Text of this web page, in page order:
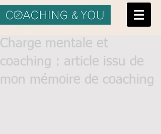
Charge mentale et
coaching : article issu de
mon mémoire de coaching